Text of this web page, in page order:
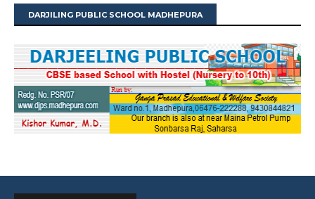
DARJILING PUBLIC SCHOOL MADHEPURA